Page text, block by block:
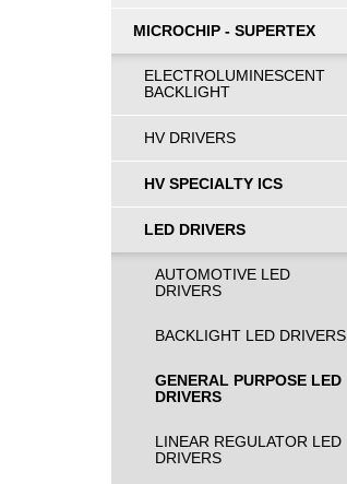
MICROCHIP - SUPERTEX
ELECTROLUMINESCENT
BACKLIGHT
HV DRIVERS
HV SPECIALTY ICS
LED DRIVERS
AUTOMOTIVE LED
DRIVERS
BACKLIGHT LED DRIVERS
GENERAL PURPOSE LED
DRIVERS
LINEAR REGULATOR LED
DRIVERS